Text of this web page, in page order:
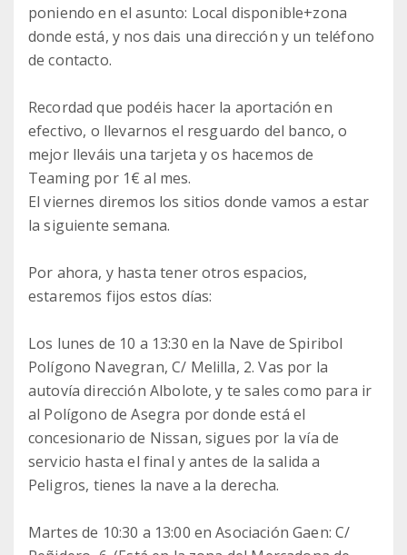
poniendo en el asunto: Local disponible+zona
donde está, y nos dais una dirección y un teléfono
de contacto.
Recordad que podéis hacer la aportación en
efectivo, o llevarnos el resguardo del banco, o
mejor lleváis una tarjeta y os hacemos de
Teaming por 1€ al mes.
El viernes diremos los sitios donde vamos a estar
la siguiente semana.
Por ahora, y hasta tener otros espacios,
estaremos fijos estos días:
Los lunes de 10 a 13:30 en la Nave de Spiribol
Polígono Navegran, C/ Melilla, 2. Vas por la
autovía dirección Albolote, y te sales como para ir
al Polígono de Asegra por donde está el
concesionario de Nissan, sigues por la vía de
servicio hasta el final y antes de la salida a
Peligros, tienes la nave a la derecha.
Martes de 10:30 a 13:00 en Asociación Gaen: C/